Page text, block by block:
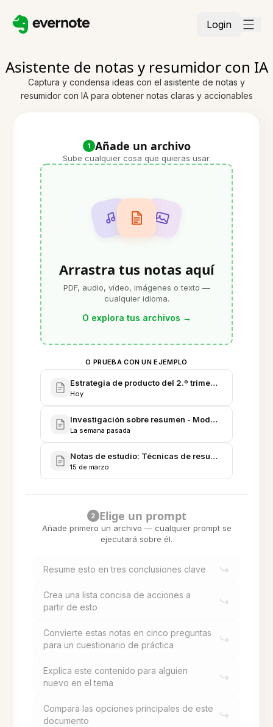
Login
Asistente de notas y resumidor con IA
Captura y condensa ideas con el asistente de notas y
resumidor con IA para obtener notas claras y accionables
1 Añade un archivo
Sube cualquier cosa que quieras usar.
Arrastra tus notas aquí
PDF, audio, vídeo, imágenes o texto —
cualquier idioma.
O explora tus archivos →
O PRUEBA CON UN EJEMPLO
Estrategia de producto del 2.º trimestre -
Hoy
Investigación sobre resumen - Modelos,
La semana pasada
Notas de estudio: Técnicas de resumen en
15 de marzo
2 Elige un prompt
Añade primero un archivo — cualquier prompt se
ejecutará sobre él.
Resume esto en tres conclusiones clave
Crea una lista concisa de acciones a
partir de esto
Convierte estas notas en cinco preguntas
para un cuestionario de práctica
Explica este contenido para alguien
nuevo en el tema
Compara las opciones principales de este
documento